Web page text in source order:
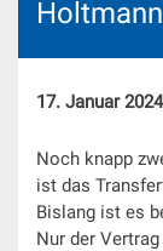
17. Januar
Noch knapp
ist das
Bislang ist es
Nur der